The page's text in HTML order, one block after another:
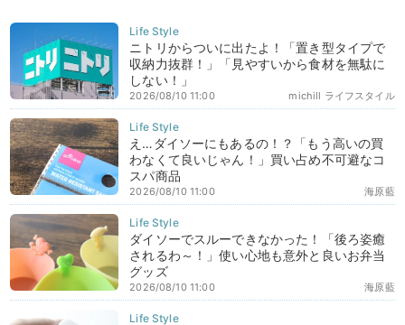
ニトリからついに出たよ！「置き型タイプで
収納力抜群！」「見やすいから食材を無駄に
しない！」
michill ライフスタイル
2026/08/10 11:00
え…ダイソーにもあるの！？「もう高いの買
わなくて良いじゃん！」買い占め不可避なコ
スパ商品
海原藍
2026/08/10 11:00
ダイソーでスルーできなかった！「後ろ姿癒
されるわ～！」使い心地も意外と良いお弁当
グッズ
海原藍
2026/08/10 11:00